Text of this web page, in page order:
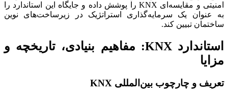
امنیتی و مقایسه‌ای KNX را پوشش داده و جایگاه این استاندارد را
به عنوان یک سرمایه‌گذاری استراتژیک در زیرساخت‌های نوین
ساختمان تبیین کند.
استاندارد KNX: مفاهیم بنیادی، تاریخچه و
مزایا
تعریف و چارچوب بین‌المللی KNX